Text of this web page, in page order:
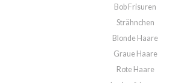
Bob Frisuren
Strähnchen
Blonde Haare
Graue Haare
Rote Haare